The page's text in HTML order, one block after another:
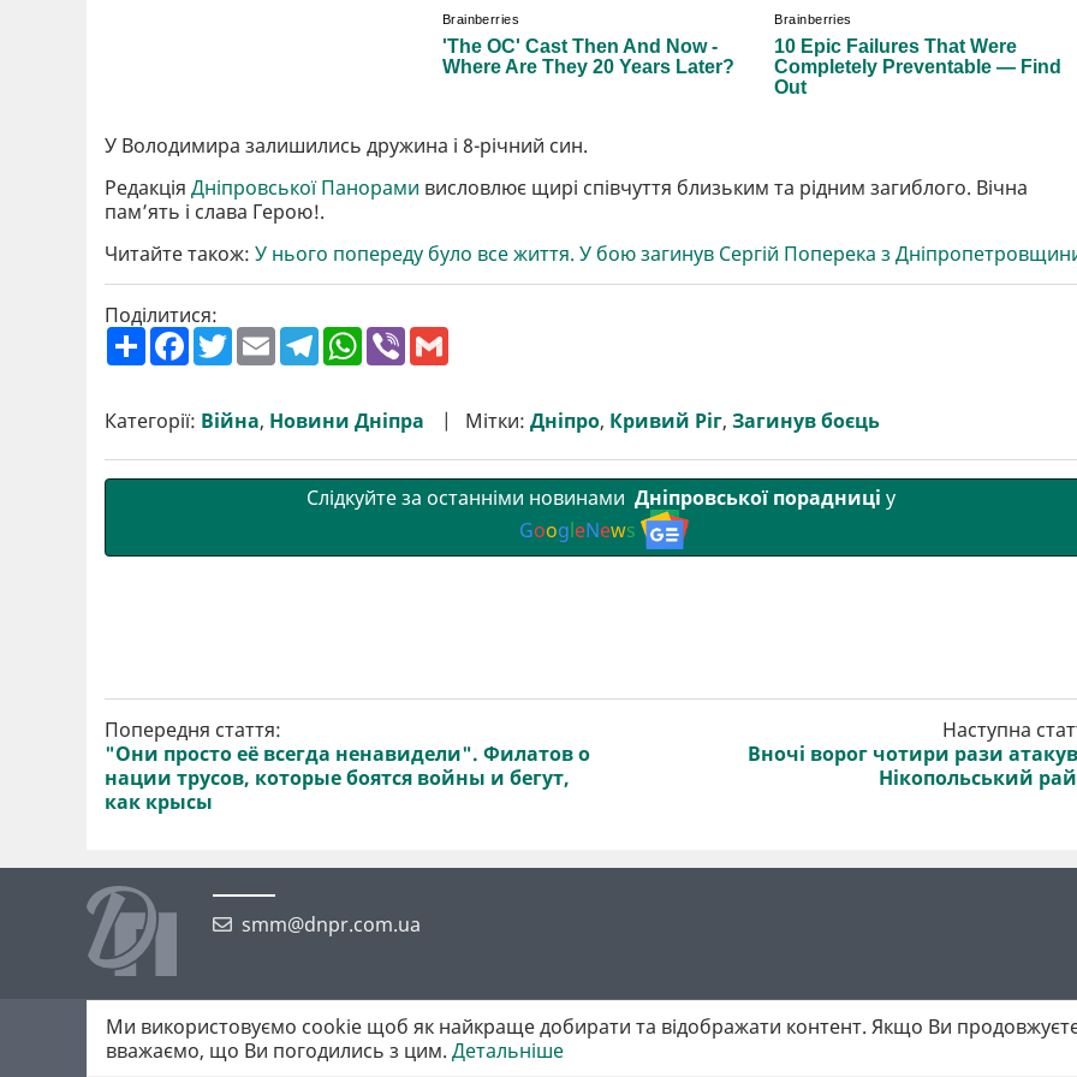
У Володимира залишились дружина і 8-річний син.
Редакція Дніпровської Панорами висловлює щирі співчуття близьким та рідним загиблого. Вічна
пам’ять і слава Герою!.
Читайте також: У нього попереду було все життя. У бою загинув Сергій Поперека з
Поділитися:
П
о
р
и
F
a
b
o
T
w
t
e
E
m
l
T
e
g
r
W
h
s
A
V
r
Категорії: Війна, Новини Дніпра Мітки: Дніпро, Кривий Ріг, Загинув боєць
Слідкуйте за останніми новинами Дніпровської порадниці у
GoogleNews
Попередня стаття:
"Они просто её всегда ненавидели". Филатов о
нации трусов, которые боятся войны и бегут,
как крысы
Наступна
Вночі ворог чотири рази
Нікопольський
smm@dnpr.com.ua
©2026 https://dnpr.com.ua Дніпровська порадниця
Всі права захищені. При повному або частковому використанні матеріалів обов'язкове активне гіперпосилання у першому абзаці.
Ми використовуємо cookie щоб як найкраще добирати та відображати контент. Якщо Ви
вважаємо, що Ви погодились з цим. Детальніше